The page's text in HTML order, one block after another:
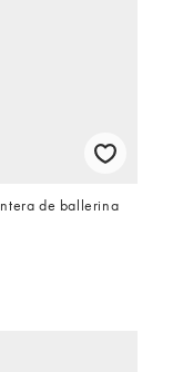
de ballerina